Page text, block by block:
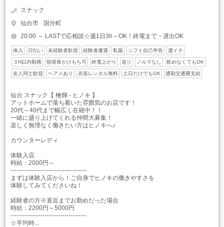
スナック
仙台市
国分町
20:00 ～ LASTで応相談☆週1日3h～OK！終電まで・遅出OK
体入 日払い 未経験者歓迎 経験者優遇 私服 シフト自己申告 週イチ
３H以内勤務 朝昼夜かけもち可 終電上がり 送り ノルマなし 飲めなくてもOK
友人同士歓迎 ヘアメあり 衣装レンタル無料 土日だけでもOK 通勤交通費支給
仙台 スナック【 檜輝 - ヒノキ 】
アットホームで落ち着いた雰囲気のお店です！
20代～40代まで幅広く在籍中！！
一緒に盛り上げてくれる仲間大募集！
楽しく無理なく働きたい方はヒノキへ♪
カウンターレディ
体験入店
時給：2000円～
--------------------------------------
まずは体験入店から！ご自身でヒノキの働きやすさを
体験してみてくださいね！
経験者の方※直近までお勤めだった場合
時給：2200円～5000円
--------------------------------------
☆平均時...